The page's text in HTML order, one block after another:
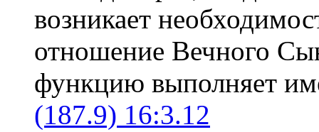
возникает
отношение Вечного
функцию выполняет
(187.9) 16:3.12